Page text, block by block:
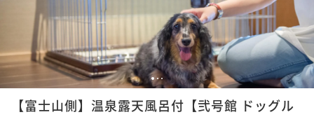
1 23
【富士山側】温泉露天風呂付【弐号館 ドッグル